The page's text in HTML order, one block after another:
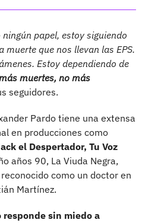
papel, estoy siguiendo
muerte que nos llevan las EPS.
Estoy dependiendo de
muertes, no más
seguidores.
Pardo tiene una extensa
en producciones como
el Despertador, Tu Voz
años 90, La Viuda Negra,
como un doctor en
Martínez.
sin miedo a